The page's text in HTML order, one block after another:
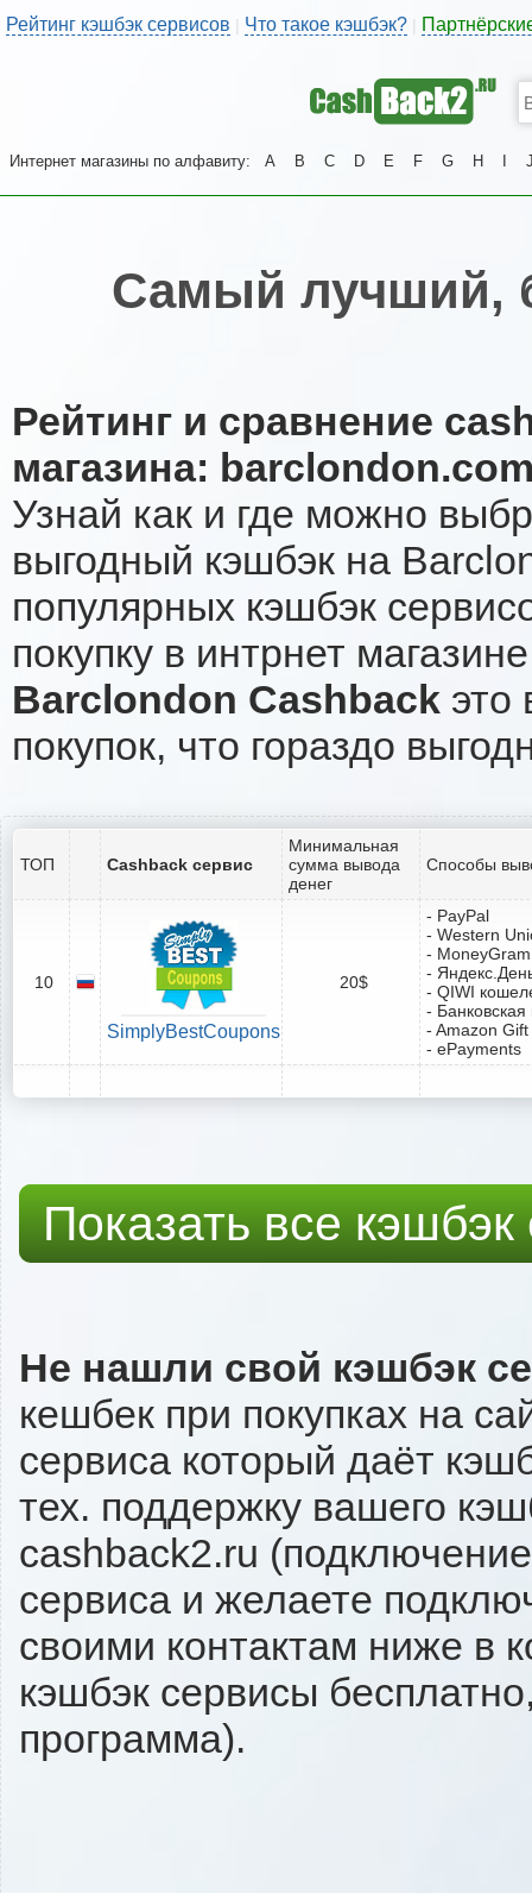
Рейтинг кэшбэк сервисов | Что такое кэшбэк?
Интернет магазины по алфавиту: A B C D E F G H
Самый лучший,
Рейтинг и сравнение
магазина:
Узнай как и где можно
выгодный кэшбэк на
популярных кэшбэк
покупку в интрнет
Barclondon Cashback это
покупок, что гораздо
ТОП Cashback сервис
Минимальная
сумма вывода
денег
Способы
10
SimplyBestCoupons
20$
- PayPal
- Western
- MoneyGram
-
- QIWI
-
- Amazon
- ePayments
Показать все
Не нашли свой кэшбэк
кешбек при покупках на
сервиса который даёт
тех. поддержку вашего
cashback2.ru
сервиса и желаете
своими контактам ниже в
кэшбэк сервисы
программа).